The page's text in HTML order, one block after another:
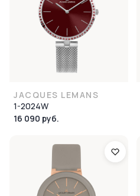
JACQUES LEMANS
1-2024W
16 090 руб.